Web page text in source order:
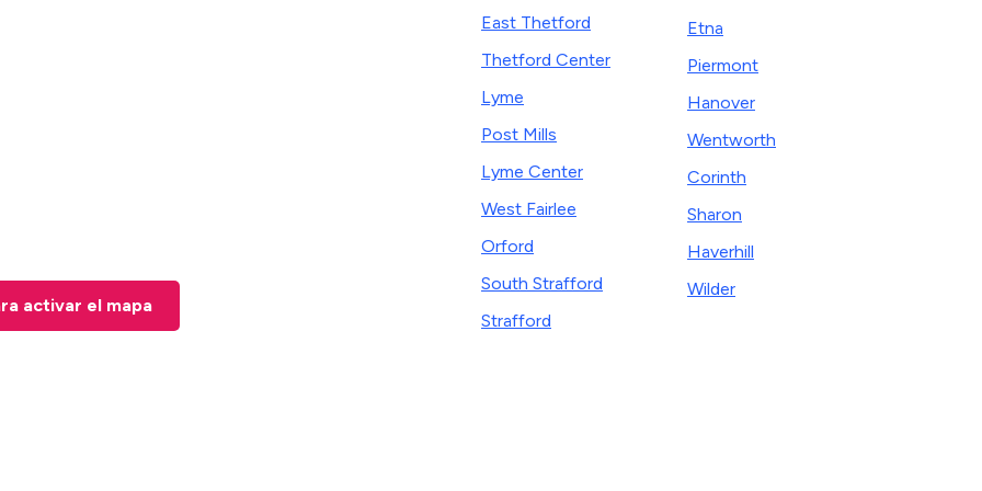
activar el mapa
East Thetford
Thetford Center
Lyme
Post Mills
Lyme Center
West Fairlee
Orford
South Strafford
Strafford
Etna
Piermont
Hanover
Wentworth
Corinth
Sharon
Haverhill
Wilder